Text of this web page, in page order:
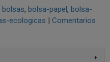
bolsas bolsa-papel bolsa-
ecologicas | Comentarios